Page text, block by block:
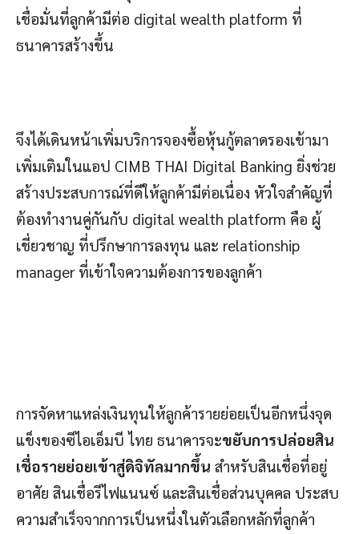
เชื่อมั่นที่ลูกค้ามีต่อ digital wealth platform ที่
ธนาคารสร้างขึ้น
จึงได้เดินหน้าเพิ่มบริการจองซื้อหุ้นกู้ตลาดรองเข้ามา
เพิ่มเติมในแอป CIMB THAI Digital Banking ยิ่งช่วย
สร้างประสบการณ์ที่ดีให้ลูกค้ามีต่อเนื่อง หัวใจสำคัญที่
ต้องทำงานคู่กันกับ digital wealth platform คือ ผู้
เชี่ยวชาญ ที่ปรึกษาการลงทุน และ relationship
manager ที่เข้าใจความต้องการของลูกค้า
การจัดหาแหล่งเงินทุนให้ลูกค้ารายย่อยเป็นอีกหนึ่งจุด
แข็งของซีไอเอ็มบี ไทย ธนาคารจะขยับการปล่อยสิน
เชื่อรายย่อยเข้าสู่ดิจิทัลมากขึ้น สำหรับสินเชื่อที่อยู่
อาศัย สินเชื่อรีไฟแนนซ์ และสินเชื่อส่วนบุคคล ประสบ
ความสำเร็จจากการเป็นหนึ่งในตัวเลือกหลักที่ลูกค้า